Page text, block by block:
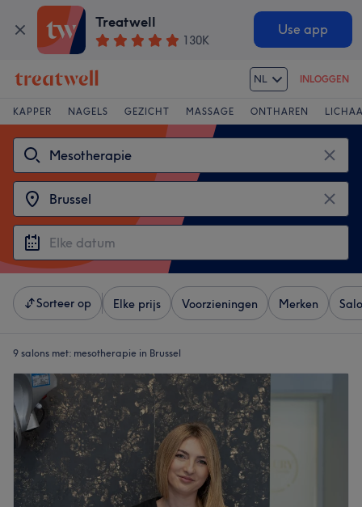
Treatwell
130K
Use app
NL INLOGGEN
KAPPER NAGELS GEZICHT MASSAGE ONTHAREN
Sorteer op Elke prijs Voorzieningen Merken
9 salons met: mesotherapie in Brussel